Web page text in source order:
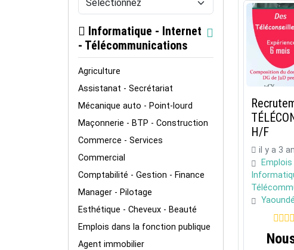
Informatique - Internet
- Télécommunications
Agriculture
Assistanat - Secrétariat
Mécanique auto - Point-lourd
Maçonnerie - BTP - Construction
Commerce - Services
Commercial
Comptabilité - Gestion - Finance
Manager - Pilotage
Esthétique - Cheveux - Beauté
Emplois dans la fonction publique
Agent immobilier
H/F
il y a 3
Emplois
Yaoundé